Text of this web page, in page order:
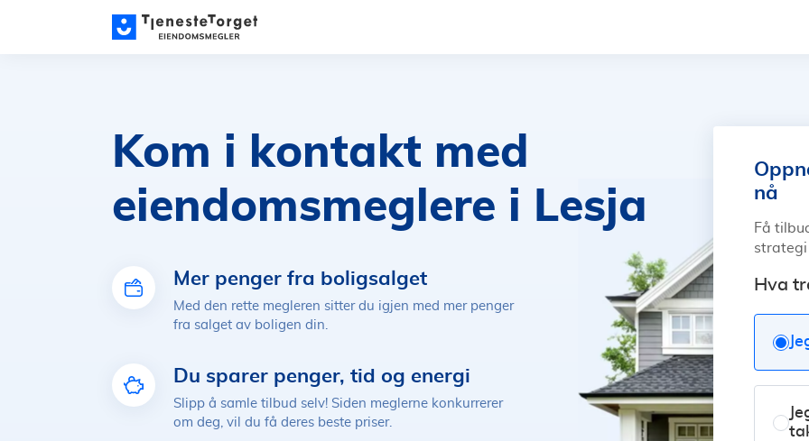
Kom i kontakt med
eiendomsmeglere i Lesja
Mer penger fra boligsalget
Med den rette megleren sitter du igjen med mer penger
fra salget av boligen din.
Du sparer penger, tid og energi
Slipp å samle tilbud selv! Siden meglerne konkurrerer
om deg, vil du få deres beste priser.
nå
Få
Hva